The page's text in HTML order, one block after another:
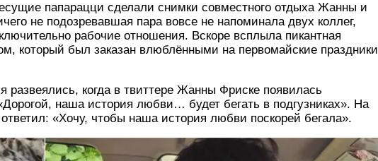
папарацци сделали снимки совместного отдыха Жанны и
не подозревавшая пара вовсе не напоминала двух коллег,
рабочие отношения. Вскоре всплыла пикантная
который был заказан влюблёнными на первомайские праздники
развеялись, когда в твиттере Жанны Фриске появилась
наша история любви… будет бегать в подгузниках». На
«Хочу, чтобы наша история любви поскорей бегала».